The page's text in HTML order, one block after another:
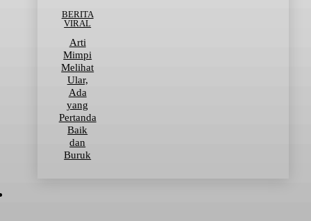
BERITA
VIRAL
Arti
Mimpi
Melihat
Ular,
Ada
yang
Pertanda
Baik
dan
Buruk